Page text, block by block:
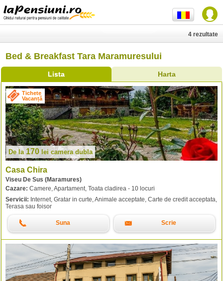
Bed & Breakfast Tara Maramuresului
Lista Harta
4 rezultate
Tichete
Vacanță
De la 170 lei camera dubla
Casa Chira
Viseu De Sus (Maramures)
Cazare: Camere, Apartament, Toata cladirea - 10 locuri
Servicii: Internet, Gratar in curte, Animale acceptate, Carte de credit acceptata,
Terasa sau foisor
Suna Scrie